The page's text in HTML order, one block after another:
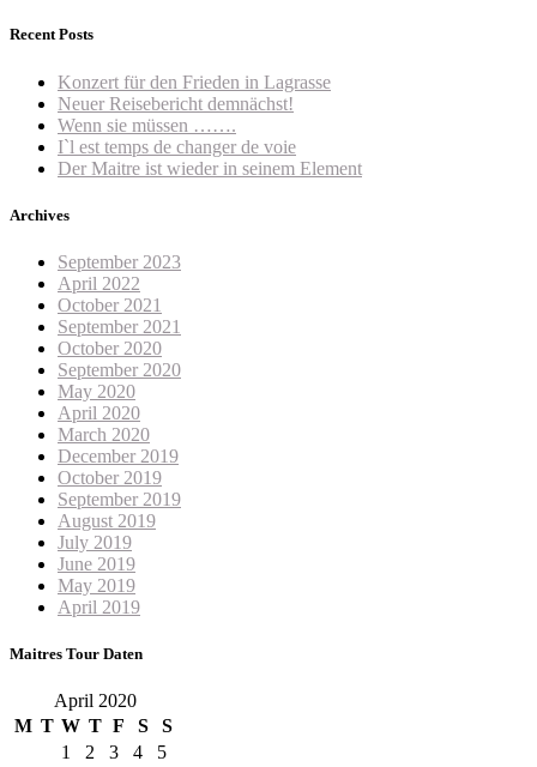
Recent Posts
Konzert für den Frieden in Lagrasse
Neuer Reisebericht demnächst!
Wenn sie müssen …….
I`l est temps de changer de voie
Der Maitre ist wieder in seinem Element
Archives
September 2023
April 2022
October 2021
September 2021
October 2020
September 2020
May 2020
April 2020
March 2020
December 2019
October 2019
September 2019
August 2019
July 2019
June 2019
May 2019
April 2019
Maitres Tour Daten
April 2020
M T W T F S
S
1
2 3 4
5